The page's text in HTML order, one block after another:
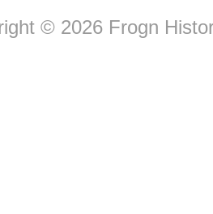
© 2026 Frogn